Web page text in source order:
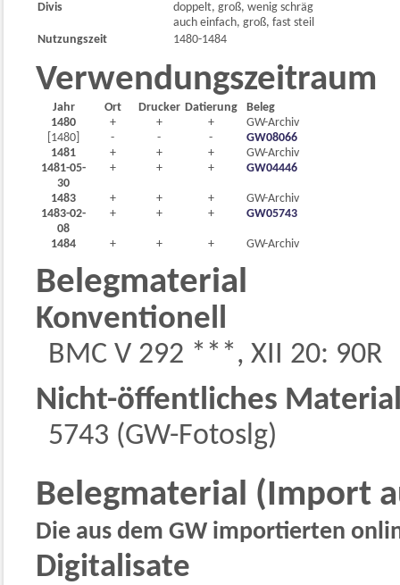
Divis
doppelt, groß, wenig schräg
auch einfach, groß, fast steil
Nutzungszeit
1480-1484
Verwendungszeitraum
Jahr Ort Drucker Datierung
Beleg
1480
+ + +
GW-Archiv
[1480]
- - -
GW08066
1481
+ + +
GW-Archiv
1481-05-
30
+ + + GW04446
1483 + + +
GW-Archiv
1483-02-
08
+ + + GW05743
1484 + + + GW-Archiv
Belegmaterial
Konventionell
BMC V 292 ***, XII 20: 90R
Nicht-öffentliches
5743 (GW-Fotoslg)
Belegmaterial (Import
Die aus dem GW importierten
Digitalisate